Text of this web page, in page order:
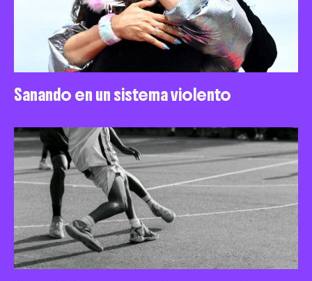
Sanando en un sistema violento